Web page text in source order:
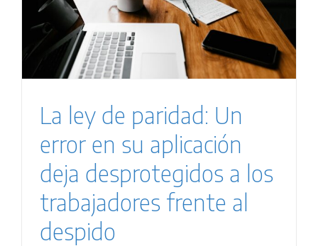
La ley de paridad: Un
error en su aplicación
deja desprotegidos a los
trabajadores frente al
despido